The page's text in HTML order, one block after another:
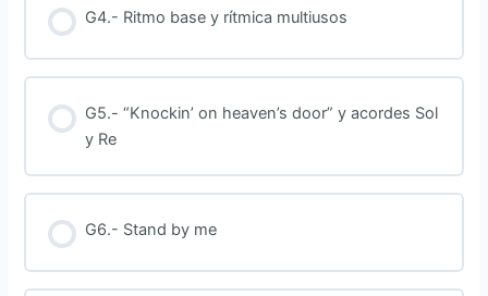
G4.- Ritmo base y rítmica multiusos
G5.- “Knockin’ on heaven’s door” y acordes Sol
y Re
G6.- Stand by me